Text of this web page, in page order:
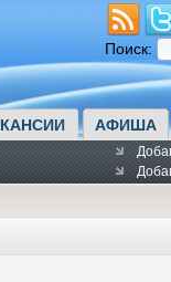
Поиск:
АФИША